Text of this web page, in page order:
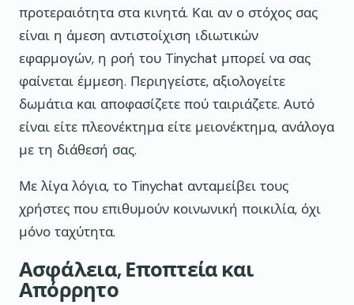
προτεραιότητα στα κινητά. Και αν ο στόχος σας
είναι η άμεση αντιστοίχιση ιδιωτικών
εφαρμογών, η ροή του Tinychat μπορεί να σας
φαίνεται έμμεση. Περιηγείστε, αξιολογείτε
δωμάτια και αποφασίζετε πού ταιριάζετε. Αυτό
είναι είτε πλεονέκτημα είτε μειονέκτημα, ανάλογα
με τη διάθεσή σας.
Με λίγα λόγια, το Tinychat ανταμείβει τους
χρήστες που επιθυμούν κοινωνική ποικιλία, όχι
μόνο ταχύτητα.
Ασφάλεια, Εποπτεία και
Απόρρητο